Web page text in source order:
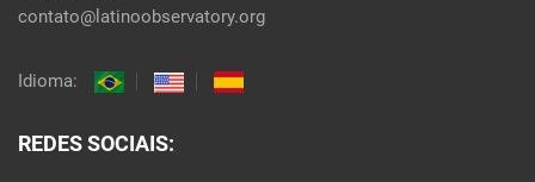
contato@latinoobservatory.org
Idioma:
REDES SOCIAIS: